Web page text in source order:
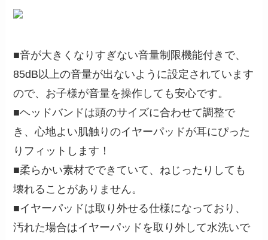
■音が大きくなりすぎない音量制限機能付きで、
85dB以上の音量が出ないように設定されています
ので、お子様が音量を操作しても安心です。
■ヘッドバンドは頭のサイズに合わせて調整で
き、心地よい肌触りのイヤーパッドが耳にぴった
りフィットします！
■柔らかい素材でできていて、ねじったりしても
壊れることがありません。
■イヤーパッドは取り外せる仕様になっており、
汚れた場合はイヤーパッドを取り外して水洗いで